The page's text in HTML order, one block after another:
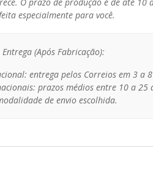
especialmente para você.
(Após Fabricação):
entrega pelos Correios em 3 a
prazos médios entre 10 a 25
de envio escolhida.